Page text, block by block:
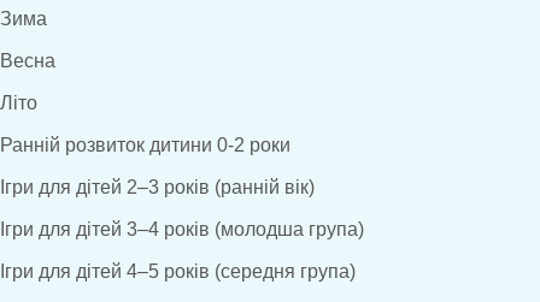
Зима
Весна
Літо
Ранній розвиток дитини 0-2 роки
Ігри для дітей 2–3 років (ранній вік)
Ігри для дітей 3–4 років (молодша група)
Ігри для дітей 4–5 років (середня група)